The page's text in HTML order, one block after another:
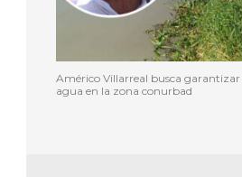
Américo Villarreal busca
agua en la zona conurbad